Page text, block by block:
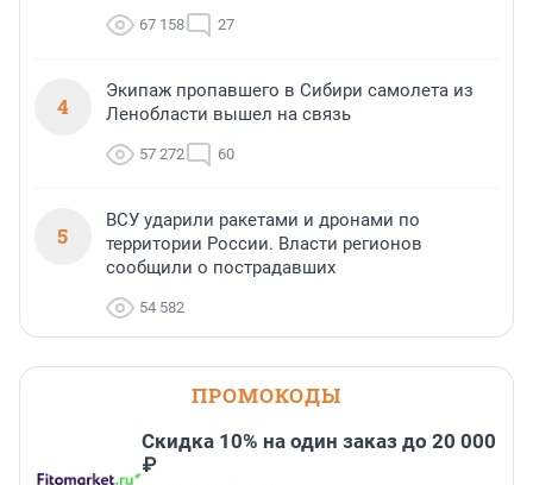
67 158 27
4
Экипаж пропавшего в Сибири самолета из
Ленобласти вышел на связь
57 272 60
5
ВСУ ударили ракетами и дронами по
территории России. Власти регионов
сообщили о пострадавших
54 582
ПРОМОКОДЫ
Скидка 10% на один заказ до 20 000
₽